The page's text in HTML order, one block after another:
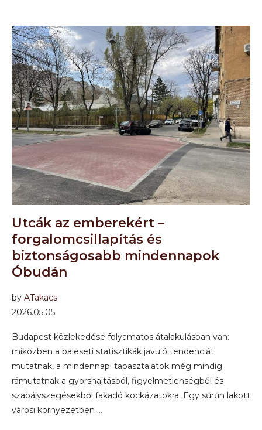
Utcák az emberekért –
forgalomcsillapítás és
biztonságosabb mindennapok
Óbudán
by ATakacs
2026.05.05.
Budapest közlekedése folyamatos átalakulásban van:
miközben a baleseti statisztikák javuló tendenciát
mutatnak, a mindennapi tapasztalatok még mindig
rámutatnak a gyorshajtásból, figyelmetlenségből és
szabályszegésekből fakadó kockázatokra. Egy sűrűn lakott
városi környezetben …